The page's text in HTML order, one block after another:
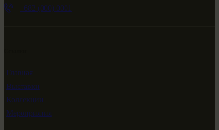
+682 (000) 0001
Главная
Выставки
Коллекции
Мероприятия